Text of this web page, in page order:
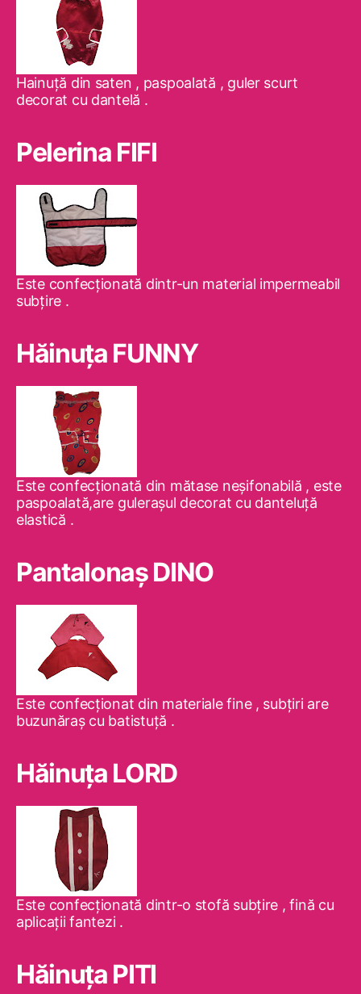
Hainuţă din saten , paspoalată , guler scurt
decorat cu dantelă .
Pelerina FIFI
Este confecţionată dintr-un material impermeabil
subţire .
Hăinuţa FUNNY
Este confecţionată din mătase neşifonabilă , este
paspoalată,are guleraşul decorat cu danteluţă
elastică .
Pantalonaş DINO
Este confecţionat din materiale fine , subţiri are
buzunăraş cu batistuţă .
Hăinuţa LORD
Este confecţionată dintr-o stofă subţire , fină cu
aplicaţii fantezi .
Hăinuţa PITI